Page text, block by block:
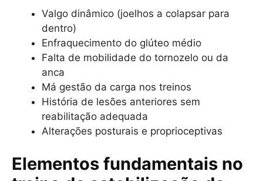
Valgo dinâmico (joelhos a colapsar para
dentro)
Enfraquecimento do glúteo médio
Falta de mobilidade do tornozelo ou da
anca
Má gestão da carga nos treinos
História de lesões anteriores sem
reabilitação adequada
Alterações posturais e proprioceptivas
Elementos fundamentais no